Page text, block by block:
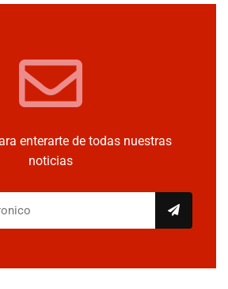
enterarte de todas nuestras
noticias